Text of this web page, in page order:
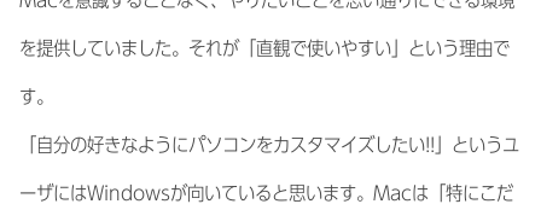
を提供していました。それが「直観で使いやすい」という理由で
す。
「自分の好きなようにパソコンをカスタマイズしたい!!」というユ
ーザにはWindowsが向いていると思います。Macは「特にこだ